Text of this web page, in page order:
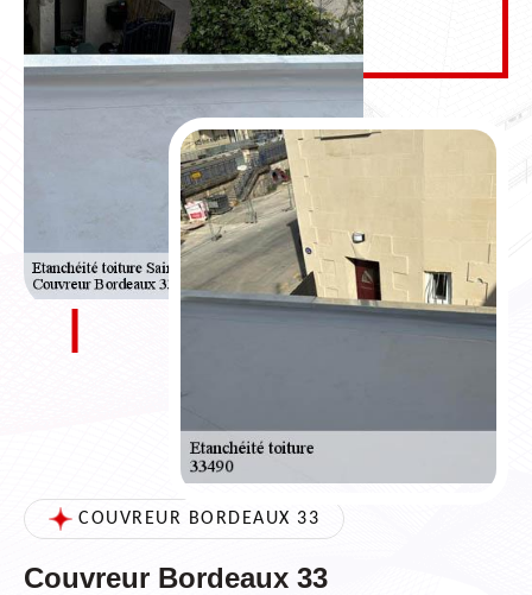
COUVREUR BORDEAUX 33
Couvreur Bordeaux 33